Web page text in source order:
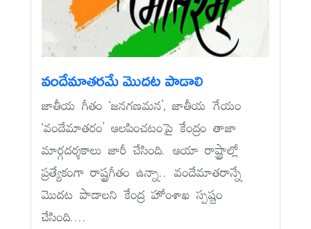
వందేమాతరమే మొదట పాడాలి
జాతీయ గీతం ‘జనగణమన’, జాతీయ గేయం
‘వందేమాతరం’ ఆలపించటంపై కేంద్రం తాజా
మార్గదర్శకాలు జారీ చేసింది. ఆయా రాష్ట్రాల్లో
ప్రత్యేకంగా రాష్ట్రగీతం ఉన్నా.. వందేమాతరాన్నే
మొదట పాడాలని కేంద్ర హోంశాఖ స్పష్టం
చేసింది....